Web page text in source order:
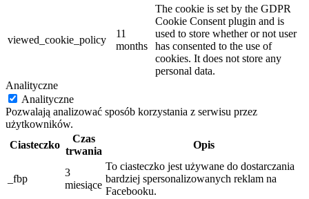
viewed_cookie_policy
11
months
The cookie is set by the GDPR
Cookie Consent plugin and is
used to store whether or not user
has consented to the use of
cookies. It does not store any
personal data.
Analityczne
Analityczne
Pozwalają analizować sposób korzystania z serwisu przez
użytkowników.
Ciasteczko
Czas
trwania
Opis
_fbp
3
miesiące
To ciasteczko jest używane do dostarczania
bardziej spersonalizowanych reklam na
Facebooku.